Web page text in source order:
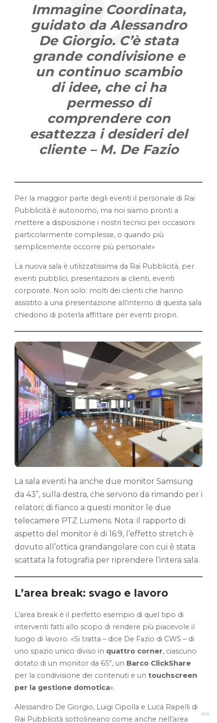
Immagine Coordinata,
guidato da Alessandro
De Giorgio. C’è stata
grande condivisione e
un continuo scambio
di idee, che ci ha
permesso di
comprendere con
esattezza i desideri del
cliente – M. De Fazio
Per la maggior parte degli eventi il personale di Rai
Pubblicità è autonomo, ma noi siamo pronti a
mettere a disposizione i nostri tecnici per occasioni
particolarmente complesse, o quando più
semplicemente occorre più personale»
La nuova sala è utilizzatissima da Rai Pubblicità, per
eventi pubblici, presentazioni ai clienti, eventi
corporate. Non solo: molti dei clienti che hanno
assistito a una presentazione all’interno di questa sala
chiedono di poterla affittare per eventi propri.
La sala eventi ha anche due monitor Samsung
da 43”, sulla destra, che servono da rimando per i
relatori; di fianco a questi monitor le due
telecamere PTZ Lumens. Nota: il rapporto di
aspetto del monitor è di 16:9, l’effetto stretch è
dovuto all’ottica grandangolare con cui è stata
scattata la fotografia per riprendere l’intera sala.
L’area break: svago e lavoro
L’area break è il perfetto esempio di quel tipo di
interventi fatti allo scopo di rendere più piacevole il
luogo di lavoro. «Si tratta – dice De Fazio di CWS – di
uno spazio unico diviso in quattro corner, ciascuno
dotato di un monitor da 65”, un Barco ClickShare
per la condivisione dei contenuti e un touchscreen
per la gestione domotica».
Alessandro De Giorgio, Luigi Cipolla e Luca Rapelli di
Rai Pubblicità sottolineano come anche nell’area